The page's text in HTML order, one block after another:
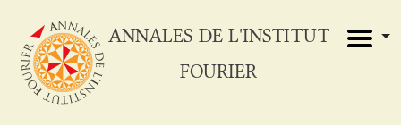
ANNALES DE L'INSTITUT
FOURIER